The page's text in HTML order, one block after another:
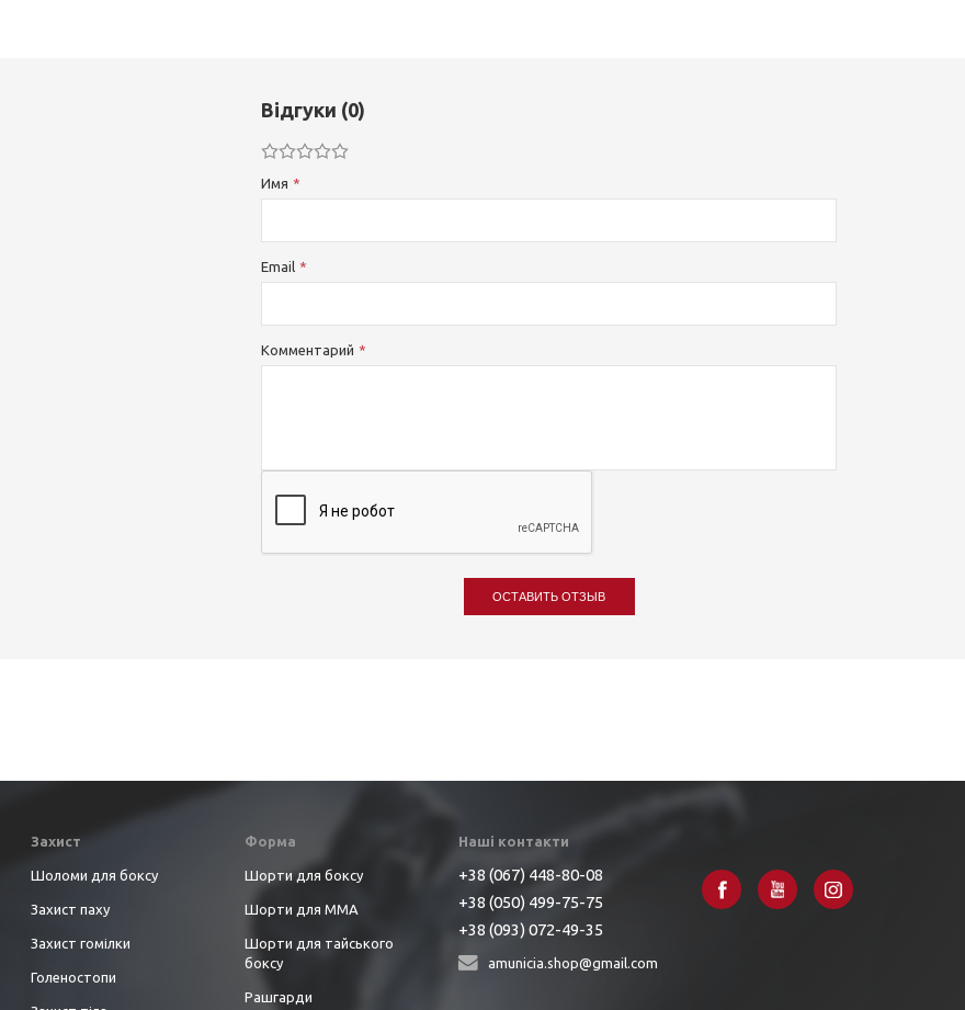
Відгуки (0)
Имя
Email
Комментарий
ОСТАВИТЬ ОТЗЫВ
Захист
Шоломи для боксу
Захист паху
Захист гомілки
Голеностопи
Форма
Шорти для боксу
Шорти для ММА
Шорти для тайського
боксу
Рашгарди
Наші контакти
+38 (067) 448-80-08
+38 (050) 499-75-75
+38 (093) 072-49-35
amunicia.shop@gmail.com